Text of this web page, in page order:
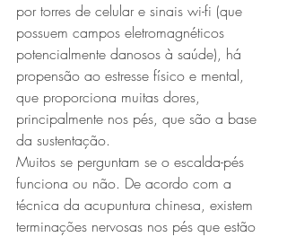
por torres de celular e sinais wi-fi (que
possuem campos eletromagnéticos
potencialmente danosos à saúde), há
propensão ao estresse físico e mental,
que proporciona muitas dores,
principalmente nos pés, que são a base
da sustentação.
Muitos se perguntam se o escalda-pés
funciona ou não. De acordo com a
técnica da acupuntura chinesa, existem
terminações nervosas nos pés que estão